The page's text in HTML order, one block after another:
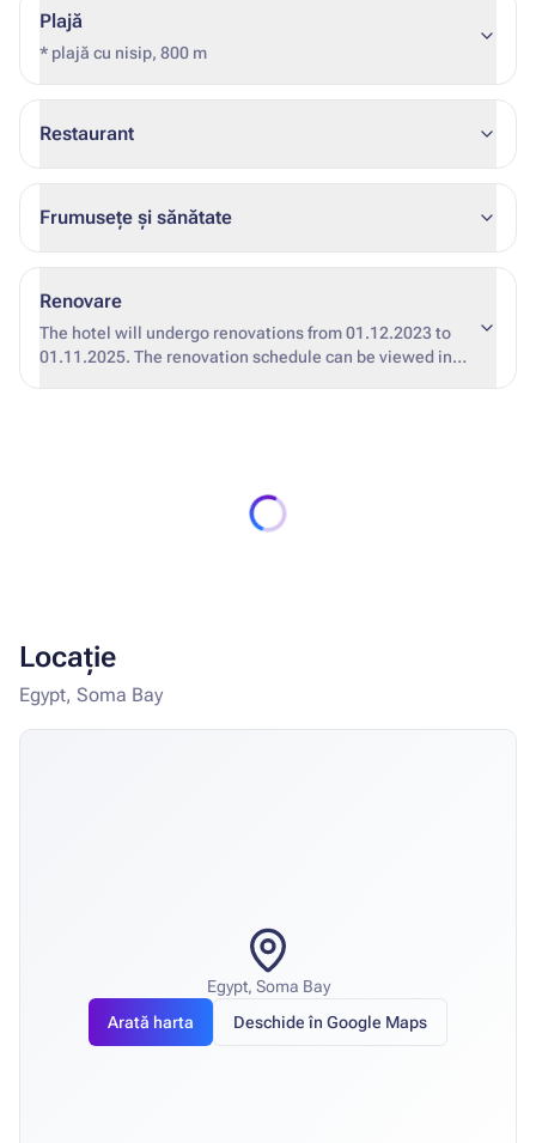
Plajă
* plajă cu nisip, 800 m
Restaurant
Frumusețe și sănătate
Renovare
The hotel will undergo renovations from 01.12.2023 to
01.11.2025. The renovation schedule can be viewed in
Locație
Egypt, Soma Bay
Egypt, Soma Bay
Arată harta
Deschide în Google Maps